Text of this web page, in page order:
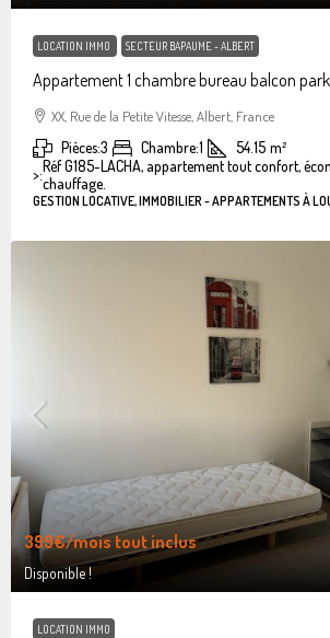
LOCATION IMMO SECTEUR BAPAUME - ALBERT
Appartement 1 chambre bureau balcon
XX, Rue de la Petite Vitesse, Albert, France
Pièces:3 Chambre:1 54.15 m²
>:Réf G185-LACHA, appartement tout confort,
chauffage.
GESTION LOCATIVE, IMMOBILIER - APPARTEMENTS À
399€/mois tout inclus
Disponible !
LOCATION IMMO